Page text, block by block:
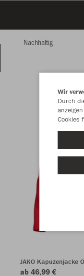
Nachhaltig
JAKO Kapuzenjacke
ab 46,99 €
Wir
Durch
Cookies